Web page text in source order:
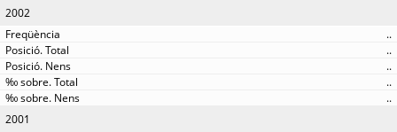
2002
..
..
..
..
..
2001